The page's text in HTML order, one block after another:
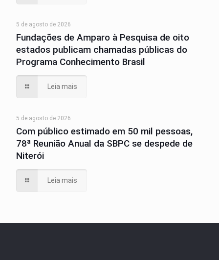
5 de agosto de 2026
Fundações de Amparo à Pesquisa de oito
estados publicam chamadas públicas do
Programa Conhecimento Brasil
Leia mais
5 de agosto de 2026
Com público estimado em 50 mil pessoas,
78ª Reunião Anual da SBPC se despede de
Niterói
Leia mais